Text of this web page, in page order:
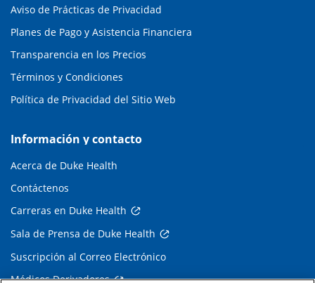
Aviso de Prácticas de Privacidad
Planes de Pago y Asistencia Financiera
Transparencia en los Precios
Términos y Condiciones
Política de Privacidad del Sitio Web
Información y contacto
Acerca de Duke Health
Contáctenos
Carreras en Duke Health
Sala de Prensa de Duke Health
Suscripción al Correo Electrónico
Médicos Derivadores